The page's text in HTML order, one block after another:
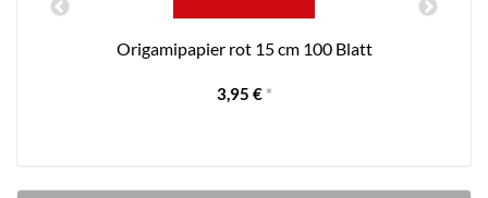
Origamipapier rot 15 cm 100 Blatt
3,95 € *